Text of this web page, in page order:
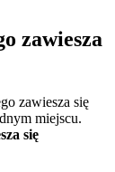
zawiesza
zawiesza się
miejscu.
się